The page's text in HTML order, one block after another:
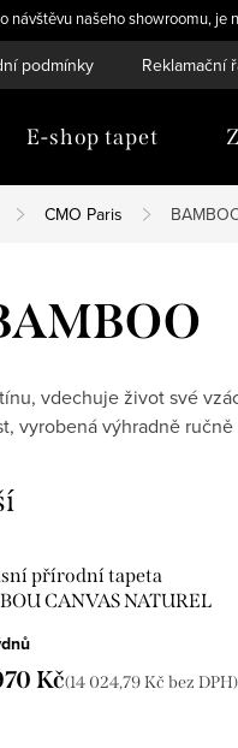
návštěvu našeho showroomu,
podmínky Reklamační
E-shop tapet
CMO Paris
vdechuje život své
vyrobená výhradně
přírodní tapeta
CANVAS NATUREL
Kč(14 024,79 Kč bez DPH)